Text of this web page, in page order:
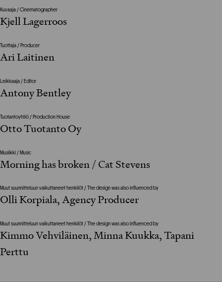
Kuvaaja / Cinematographer
Kjell Lagerroos
Tuottaja / Producer
Ari Laitinen
Leikkaaja / Editor
Antony Bentley
Tuotantoyhtiö / Production House
Otto Tuotanto Oy
Musiikki / Music
Morning has broken / Cat Stevens
Muut suunnitteluun vaikuttaneet henkilöt / The design was also influenced by
Olli Korpiala, Agency Producer
Muut suunnitteluun vaikuttaneet henkilöt / The design was also influenced by
Kimmo Vehviläinen, Minna Kuukka, Tapani
Perttu